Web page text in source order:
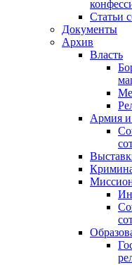
Статьи
Документы
Архив
Власть
Армия и